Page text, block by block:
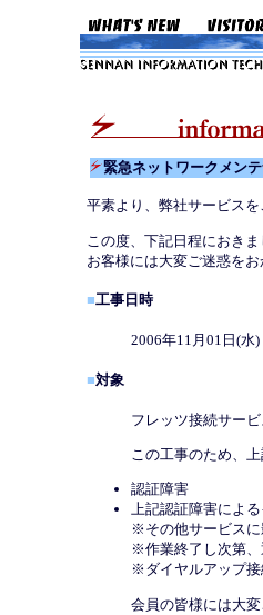
緊急ネットワークメン
平素より、弊社サービス
この度、下記日程におき
お客様には大変ご迷惑を
■工事日時
2006年11月01日(水
■対象
フレッツ接続サー
この工事のため、
認証障害
上記認証障害によ
※その他サービス
※作業終了し次第、
※ダイヤルアップ接
会員の皆様には大